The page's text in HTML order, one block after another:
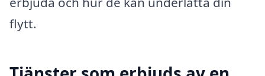
flytt.